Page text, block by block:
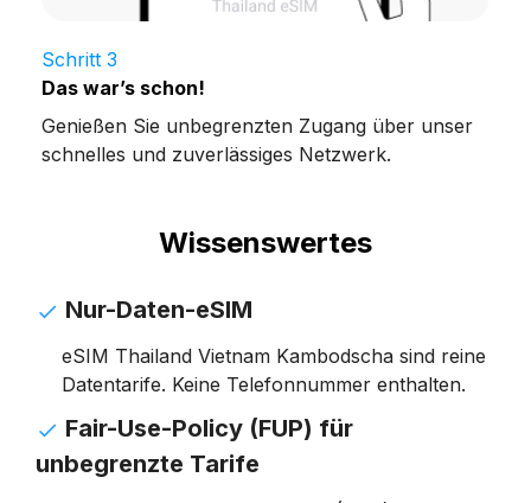
Schritt 3
Das war’s schon!
Genießen Sie unbegrenzten Zugang über unser
schnelles und zuverlässiges Netzwerk.
Wissenswertes
Nur-Daten-eSIM
eSIM Thailand Vietnam Kambodscha sind reine
Datentarife. Keine Telefonnummer enthalten.
Fair-Use-Policy (FUP) für
unbegrenzte Tarife